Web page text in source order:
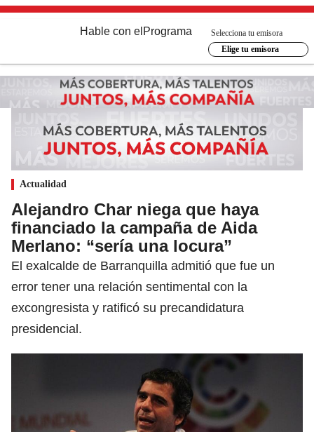
Hable con el Programa
Selecciona tu emisora
Elige tu emisora
Actualidad
Alejandro Char niega que haya
financiado la campaña de Aida
Merlano: “sería una locura”
El exalcalde de Barranquilla admitió que fue un
error tener una relación sentimental con la
excongresista y ratificó su precandidatura
presidencial.